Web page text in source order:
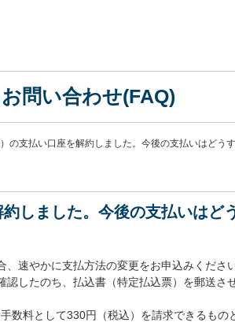
問い合わせ(FAQ)
の支払い口座を解約しました。今後の支払いはどうす
しました。今後の支払いはど
速やかに支払方法の変更をお申込みくださ
したのち、払込書（特定払込票）を郵送さ
料として330円（税込）を請求できるもの